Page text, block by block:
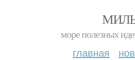
море полезных
главная